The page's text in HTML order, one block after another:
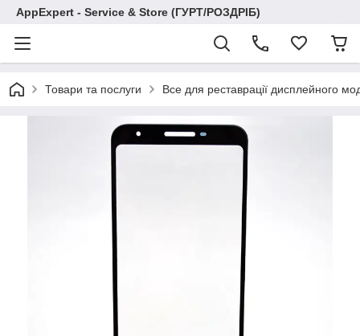
AppExpert - Service & Store (ГУРТ/РОЗДРІБ)
Товари та послуги Все для реставрації дисплейного